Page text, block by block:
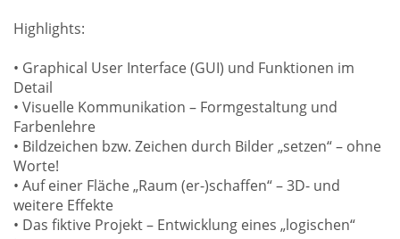
Highlights:
• Graphical User Interface (GUI) und Funktionen im
Detail
• Visuelle Kommunikation – Formgestaltung und
Farbenlehre
• Bildzeichen bzw. Zeichen durch Bilder „setzen“ – ohne
Worte!
• Auf einer Fläche „Raum (er-)schaffen“ – 3D- und
weitere Effekte
• Das fiktive Projekt – Entwicklung eines „logischen“